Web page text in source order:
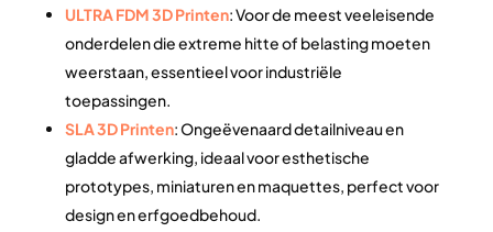
ULTRA FDM 3D Printen: Voor de meest veeleisende
onderdelen die extreme hitte of belasting moeten
weerstaan, essentieel voor industriële
toepassingen.
SLA 3D Printen: Ongeëvenaard detailniveau en
gladde afwerking, ideaal voor esthetische
prototypes, miniaturen en maquettes, perfect voor
design en erfgoedbehoud.